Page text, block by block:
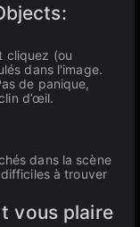
cliquez (ou
dans l'image.
de panique,
d’œil.
dans la scène
à trouver
vous plaire